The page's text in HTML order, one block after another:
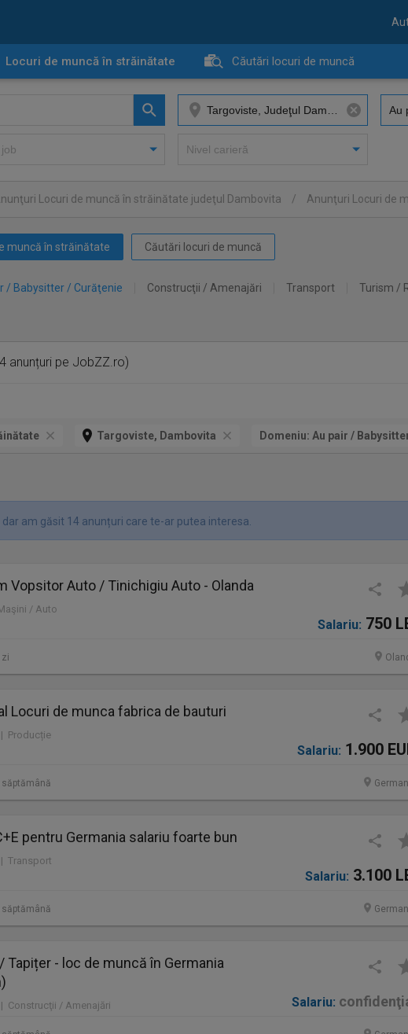
Locuri de muncă în străinătate Căutări locuri de muncă
Locuri de muncă în străinătate judeţul Dambovita / Anunţuri Locuri de
muncă în străinătate Căutări locuri de muncă
/ Babysitter / Curăţenie Construcţii / Amenajări Transport Turism /
anunțuri pe JobZZ.ro)
Targoviste, Dambovita Domeniu: Au pair /
am găsit 14 anunțuri care te-ar putea interesa.
Vopsitor Auto / Tinichigiu Auto - Olanda
/ Auto
Salariu: 750
zi
Locuri de munca fabrica de bauturi
Producție
Salariu: 1.900
pentru Germania salariu foarte bun
Transport
Salariu: 3.100
Tapițer - loc de muncă în Germania
Construcţii / Amenajări Salariu: